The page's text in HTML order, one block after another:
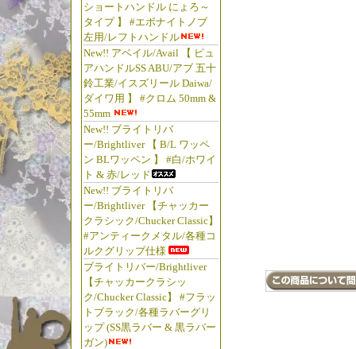
ショートハンドル にょろ～
タイプ 】 #エボナイトノブ
左用/レフトハンドル
New!! アベイル/Avail 【 ピュ
アハンドルSS ABU/アブ 五十
鈴工業/イスズリール Daiwa/
ダイワ用 】 #クロム 50mm &
55mm
New!! ブライトリバ
ー/Brightliver 【 B/L ワッペ
ン BLワッペン 】 #白/ホワイ
ト & 赤/レッド
New!! ブライトリバ
ー/Brightliver 【チャッカー
クラシック/Chucker Classic】
#アンティークメタル/各種コ
ルクグリップ仕様
ブライトリバー/Brightliver
【チャッカークラシッ
ク/Chucker Classic】 #フラッ
トブラック/各種ラバーグリ
ップ (SS黒ラバー & 黒ラバー
ガン)